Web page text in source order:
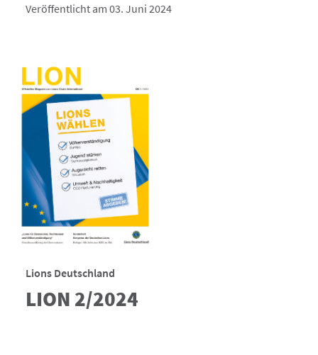
Veröffentlicht am 03. Juni 2024
Lions Deutschland
LION 2/2024